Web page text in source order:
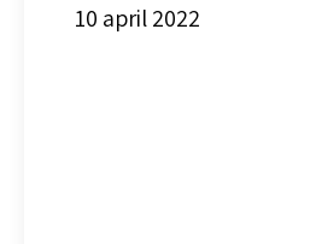
10 april 2022